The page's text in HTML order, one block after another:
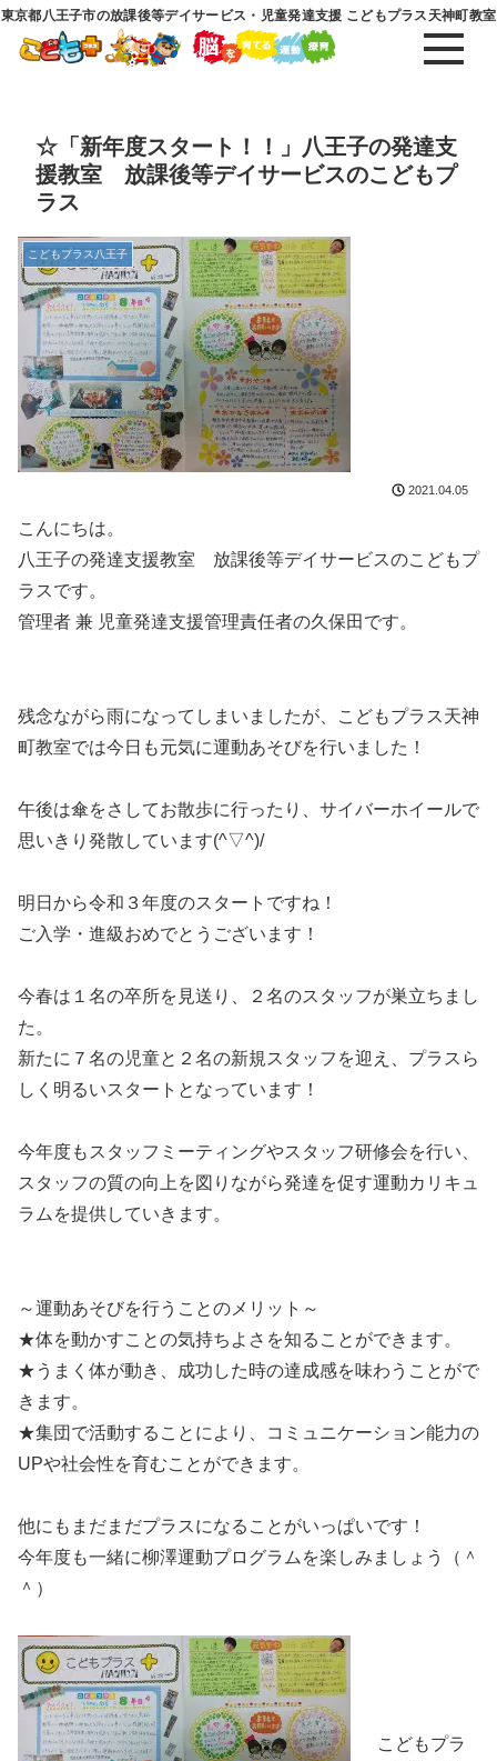
東京都八王子市の放課後等デイサービス・児童発達支援 こどもプラス天神町教室
☆「新年度スタート！！」八王子の発達支
援教室 放課後等デイサービスのこどもプ
ラス
こどもプラス八王子
2021.04.05
こんにちは。
八王子の発達支援教室 放課後等デイサービスのこどもプ
ラスです。
管理者 兼 児童発達支援管理責任者の久保田です。
残念ながら雨になってしまいましたが、こどもプラス天神
町教室では今日も元気に運動あそびを行いました！
午後は傘をさしてお散歩に行ったり、サイバーホイールで
思いきり発散しています(^▽^)/
明日から令和３年度のスタートですね！
ご入学・進級おめでとうございます！
今春は１名の卒所を見送り、２名のスタッフが巣立ちまし
た。
新たに７名の児童と２名の新規スタッフを迎え、プラスら
しく明るいスタートとなっています！
今年度もスタッフミーティングやスタッフ研修会を行い、
スタッフの質の向上を図りながら発達を促す運動カリキュ
ラムを提供していきます。
～運動あそびを行うことのメリット～
★体を動かすことの気持ちよさを知ることができます。
★うまく体が動き、成功した時の達成感を味わうことがで
きます。
★集団で活動することにより、コミュニケーション能力の
UPや社会性を育むことができます。
他にもまだまだプラスになることがいっぱいです！
今年度も一緒に柳澤運動プログラムを楽しみましょう（＾
＾）
こどもプラ